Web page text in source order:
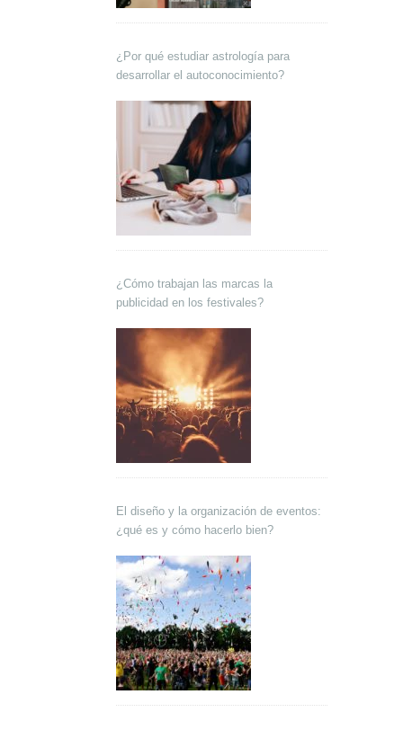
¿Por qué estudiar astrología para
desarrollar el autoconocimiento?
¿Cómo trabajan las marcas la
publicidad en los festivales?
El diseño y la organización de eventos:
¿qué es y cómo hacerlo bien?